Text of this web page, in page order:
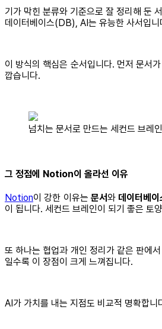
기가 막힌 분류와 기준으로 잘 정리해 둔
데이터베이스(DB), AI는 유능한 사서입
이 방식의 핵심은 순서입니다. 먼저 문서
깝습니다.
넘치는 문서로 만드는 세컨드 브레
그 정점에 Notion이 올라선 이유
Notion이 강한 이유는 문서와 데이터베이
이 됩니다. 세컨드 브레인이 되기 좋은 토
또 하나는 협업과 개인 정리가 같은 판에
일수록 이 장점이 크게 느껴집니다.
AI가 가치를 내는 지점도 비교적 명확합